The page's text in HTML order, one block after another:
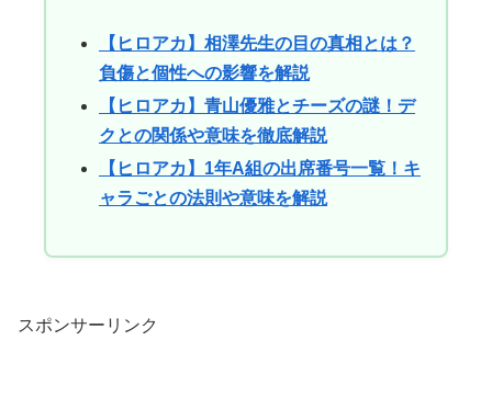
【ヒロアカ】相澤先生の目の真相とは？
負傷と個性への影響を解説
【ヒロアカ】青山優雅とチーズの謎！デ
クとの関係や意味を徹底解説
【ヒロアカ】1年A組の出席番号一覧！キ
ャラごとの法則や意味を解説
スポンサーリンク